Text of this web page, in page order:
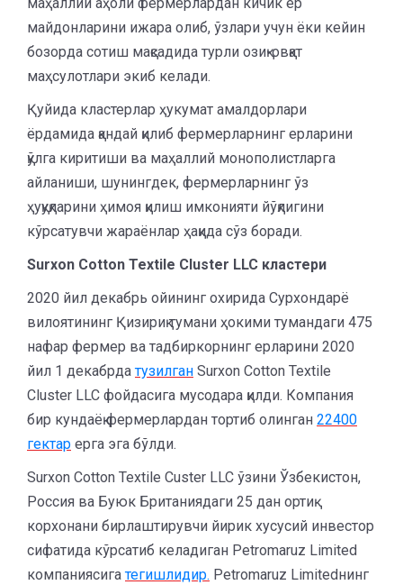
маҳаллий аҳоли фермерлардан кичик ер
майдонларини ижара олиб, ўзлари учун ёки кейин
бозорда сотиш мақсадида турли озиқ-овқат
маҳсулотлари экиб келади.
Қуйида кластерлар ҳукумат амалдорлари
ёрдамида қандай қилиб фермерларнинг ерларини
қўлга киритиши ва маҳаллий монополистларга
айланиши, шунингдек, фермерларнинг ўз
ҳуқуқларини ҳимоя қилиш имконияти йўқлигини
кўрсатувчи жараёнлар ҳақида сўз боради.
Surxon Cotton Textile Cluster LLC кластери
2020 йил декабрь ойининг охирида Сурхондарё
вилоятининг Қизириқ тумани ҳокими тумандаги 475
нафар фермер ва тадбиркорнинг ерларини 2020
йил 1 декабрдатузилган Surxon Cotton Textile
Cluster LLC фойдасига мусодара қилди. Компания
бир кундаёқ фермерлардан тортиб олинган 22400
гектар ерга эга бўлди.
Surxon Cotton Textile Custer LLC ўзини Ўзбекистон,
Россия ва Буюк Британиядаги 25 дан ортиқ
корхонани бирлаштирувчи йирик хусусий инвестор
сифатида кўрсатиб келадиган Petromaruz Limited
компаниясигатегишлидир. Petromaruz Limitedнинг